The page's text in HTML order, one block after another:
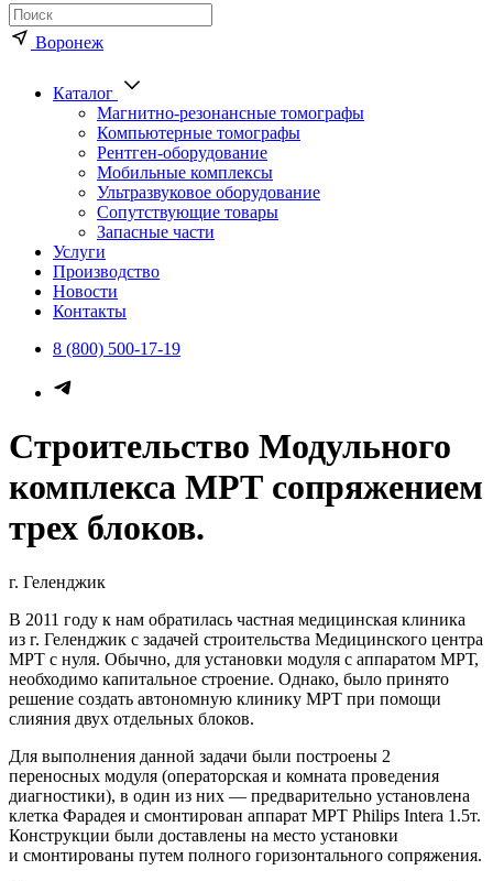
Воронеж
Каталог
Магнитно-резонансные томографы
Компьютерные томографы
Рентген-оборудование
Мобильные комплексы
Ультразвуковое оборудование
Сопутствующие товары
Запасные части
Услуги
Производство
Новости
Контакты
8 (800) 500-17-19
Строительство Модульного
комплекса МРТ сопряжением
трех блоков.
г. Геленджик
В 2011 году к нам обратилась частная медицинская клиника
из г. Геленджик с задачей строительства Медицинского центра
МРТ с нуля. Обычно, для установки модуля с аппаратом МРТ,
необходимо капитальное строение. Однако, было принято
решение создать автономную клинику МРТ при помощи
слияния двух отдельных блоков.
Для выполнения данной задачи были построены 2
переносных модуля (операторская и комната проведения
диагностики), в один из них — предварительно установлена
клетка Фарадея и смонтирован аппарат МРТ Philips Intera 1.5т.
Конструкции были доставлены на место установки
и смонтированы путем полного горизонтального сопряжения.